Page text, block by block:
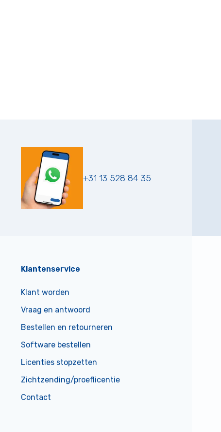
+31 13 528 84 35
Klantenservice
Klant worden
Vraag en antwoord
Bestellen en retourneren
Software bestellen
Licenties stopzetten
Zichtzending/proeflicentie
Contact